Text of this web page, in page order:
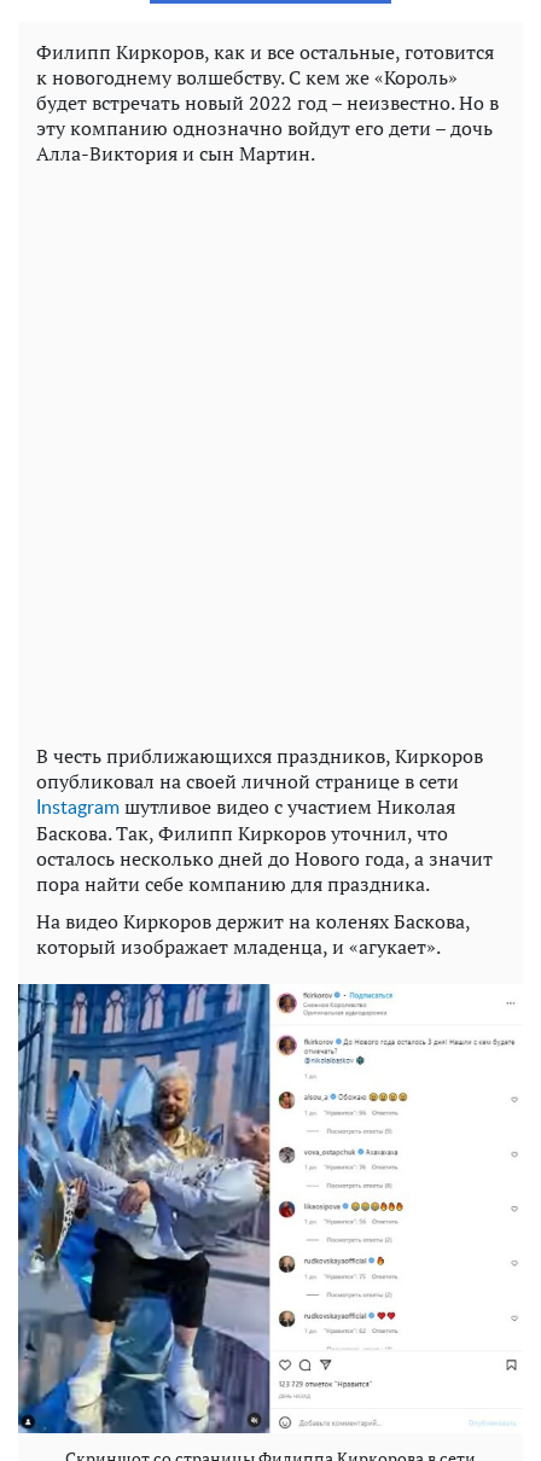
Филипп Киркоров, как и все остальные, готовится
к новогоднему волшебству. С кем же «Король»
будет встречать новый 2022 год – неизвестно. Но в
эту компанию однозначно войдут его дети – дочь
Алла-Виктория и сын Мартин.
В честь приближающихся праздников, Киркоров
опубликовал на своей личной странице в сети
Instagram шутливое видео с участием Николая
Баскова. Так, Филипп Киркоров уточнил, что
осталось несколько дней до Нового года, а значит
пора найти себе компанию для праздника.
На видео Киркоров держит на коленях Баскова,
который изображает младенца, и «агукает».